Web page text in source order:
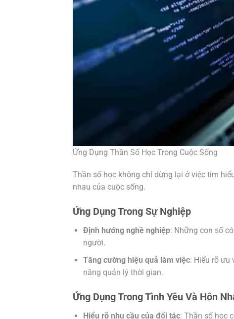
Ứng Dụng Thần Số Học Trong Cuộc Sống
Thần số học không chỉ dừng lại ở việc tìm
nhau của cuộc sống.
Ứng Dụng Trong Sự Nghiệp
Định hướng nghề nghiệp: Những con số
người.
Tăng cường hiệu quả làm việc: Hiểu rõ ưu
năng quản lý thời gian.
Ứng Dụng Trong Tình Yêu Và Hôn
Hiểu rõ nhu cầu của đối tác: Thần số học